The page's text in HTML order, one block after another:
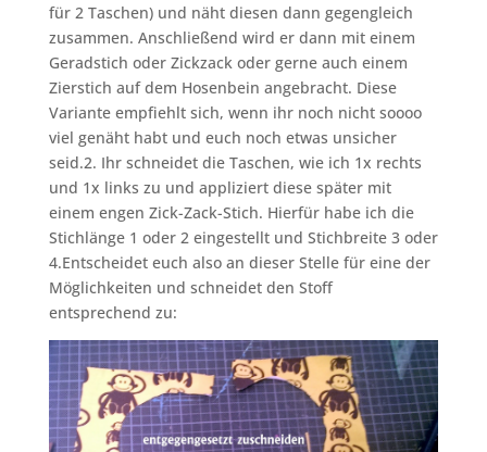
für 2 Taschen) und näht diesen dann gegengleich
zusammen. Anschließend wird er dann mit einem
Geradstich oder Zickzack oder gerne auch einem
Zierstich auf dem Hosenbein angebracht. Diese
Variante empfiehlt sich, wenn ihr noch nicht soooo
viel genäht habt und euch noch etwas unsicher
seid.2. Ihr schneidet die Taschen, wie ich 1x rechts
und 1x links zu und appliziert diese später mit
einem engen Zick-Zack-Stich. Hierfür habe ich die
Stichlänge 1 oder 2 eingestellt und Stichbreite 3 oder
4.Entscheidet euch also an dieser Stelle für eine der
Möglichkeiten und schneidet den Stoff
entsprechend zu: